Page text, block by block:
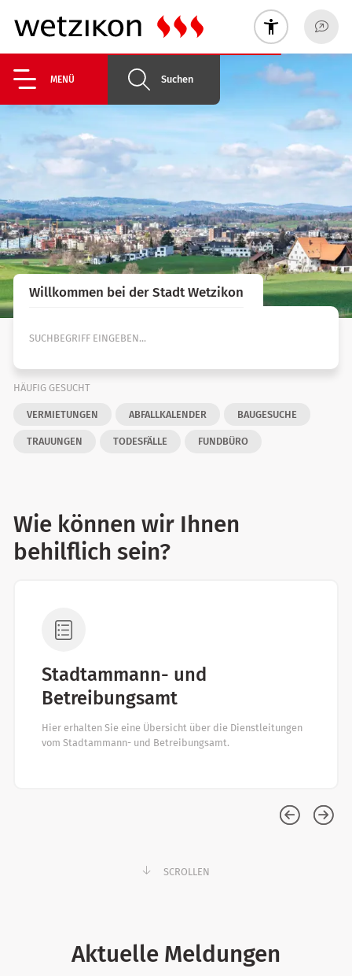
MENÜ Suchen
Willkommen bei der Stadt Wetzikon
Suche
HÄUFIG GESUCHT
VERMIETUNGEN ABFALLKALENDER BAUGESUCHE
TRAUUNGEN TODESFÄLLE FUNDBÜRO
Wie können wir Ihnen
behilflich sein?
Stadtammann- und
Betreibungsamt
Hier erhalten Sie eine Übersicht über die Dienstleitungen
vom Stadtammann- und Betreibungsamt.
SCROLLEN
Aktuelle Meldungen